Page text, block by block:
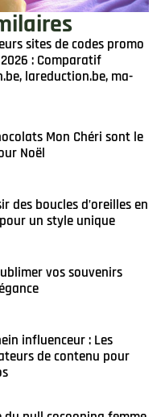
sites de codes promo
: Comparatif
lareduction.be, ma-
Mon Chéri sont le
Noël
des boucles d’oreilles en
un style unique
vos souvenirs
influenceur : Les
de contenu pour